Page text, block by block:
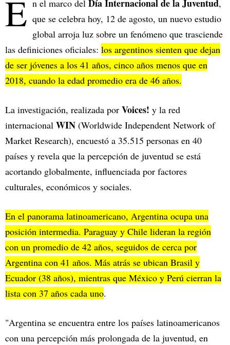
E n el marco del Día Internacional de la Juventud,
que se celebra hoy, 12 de agosto, un nuevo estudio
global arroja luz sobre un fenómeno que trasciende
las definiciones oficiales: los argentinos sienten que dejan
de ser jóvenes a los 41 años, cinco años menos que en
2018, cuando la edad promedio era de 46 años.
La investigación, realizada por Voices! y la red
internacional WIN (Worldwide Independent Network of
Market Research), encuestó a 35.515 personas en 40
países y revela que la percepción de juventud se está
acortando globalmente, influenciada por factores
culturales, económicos y sociales.
En el panorama latinoamericano, Argentina ocupa una
posición intermedia. Paraguay y Chile lideran la región
con un promedio de 42 años, seguidos de cerca por
Argentina con 41 años. Más atrás se ubican Brasil y
Ecuador (38 años), mientras que México y Perú cierran la
lista con 37 años cada uno.
"Argentina se encuentra entre los países latinoamericanos
con una percepción más prolongada de la juventud, en